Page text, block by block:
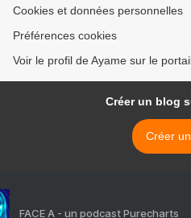
Cookies et données personnelles
Préférences cookies
Voir le profil de Ayame sur le
Créer un blog
Créer
FACE A - un podcast Purecharts